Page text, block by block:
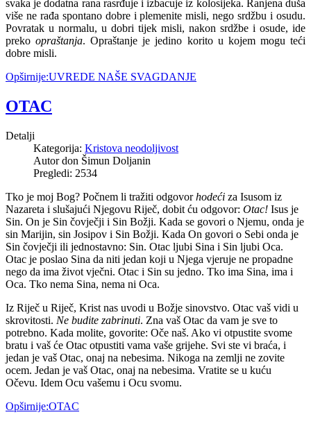
svaka je dodatna rana rasrđuje i izbacuje iz kolosijeka. Ranjena duša
više ne rađa spontano dobre i plemenite misli, nego srdžbu i osudu.
Povratak u normalu, u dobri tijek misli, nakon srdžbe i osude, ide
prekoopraštanja. Opraštanje je jedino korito u kojem mogu teći
dobre misli.
Opširnije:UVREDE NAŠE SVAGDANJE
OTAC
Detalji
Kategorija: Kristova neodoljivost
Autor don Šimun Doljanin
Pregledi: 2534
Tko je moj Bog? Počnem li tražiti odgovorhodeći za Isusom iz
Nazareta i slušajući Njegovu Riječ, dobit ću odgovor: Otac! Isus je
Sin. On je Sin čovječji i Sin Božji. Kada se govori o Njemu, onda je
sin Marijin, sin Josipov i Sin Božji. Kada On govori o Sebi onda je
Sin čovječji ili jednostavno: Sin. Otac ljubi Sina i Sin ljubi Oca.
Otac je poslao Sina da niti jedan koji u Njega vjeruje ne propadne
nego da ima život vječni. Otac i Sin su jedno. Tko ima Sina, ima i
Oca. Tko nema Sina, nema ni Oca.
Iz Riječ u Riječ, Krist nas uvodi u Božje sinovstvo. Otac vaš vidi u
skrovitosti. Ne budite zabrinuti. Zna vaš Otac da vam je sve to
potrebno. Kada molite, govorite: Oče naš. Ako vi otpustite svome
bratu i vaš će Otac otpustiti vama vaše grijehe. Svi ste vi braća, i
jedan je vaš Otac, onaj na nebesima. Nikoga na zemlji ne zovite
ocem. Jedan je vaš Otac, onaj na nebesima. Vratite se u kuću
Očevu. Idem Ocu vašemu i Ocu svomu.
Opširnije:OTAC